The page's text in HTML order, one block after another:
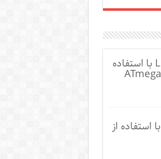
مدار دیمر پاور LED با استفاده
STM32F103C8 با استفاده از